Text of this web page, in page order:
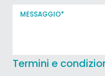
Termini e